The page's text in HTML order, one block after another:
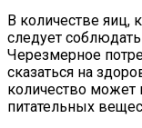
В количестве яиц,
следует
Черезмерное
сказаться на
количество может
питательных